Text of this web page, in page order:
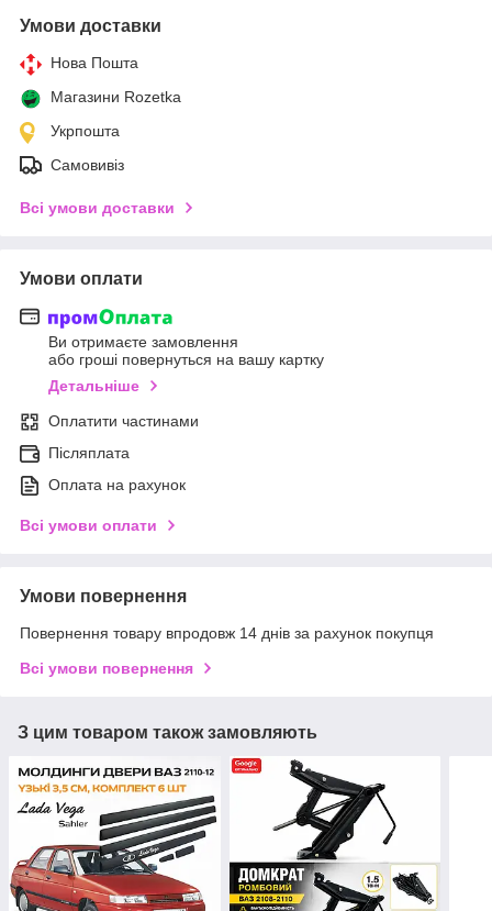
Умови доставки
Нова Пошта
Магазини Rozetka
Укрпошта
Самовивіз
Всі умови доставки
Умови оплати
Ви отримаєте замовлення
або гроші повернуться на вашу картку
Детальніше
Оплатити частинами
Післяплата
Оплата на рахунок
Всі умови оплати
Умови повернення
Повернення товару впродовж 14 днів за рахунок покупця
Всі умови повернення
З цим товаром також замовляють